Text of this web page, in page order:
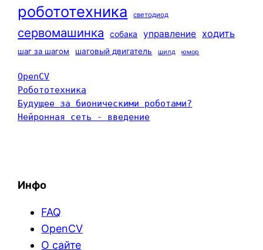
робототехника светодиод
сервомашинка собака управление ходить
шаг за шагом шаговый двигатель шилд юмор
OpenCV
Робототехника
Будущее за бионическими роботами?
Нейронная сеть - введение
Инфо
FAQ
OpenCV
О сайте